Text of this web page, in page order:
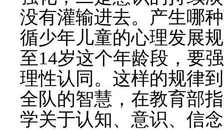
没有灌输进去。产生哪
循少年儿童的心理发展
至14岁这个年龄段，要
理性认同。这样的规律
全队的智慧，在教育部
学关于认知、意识、信